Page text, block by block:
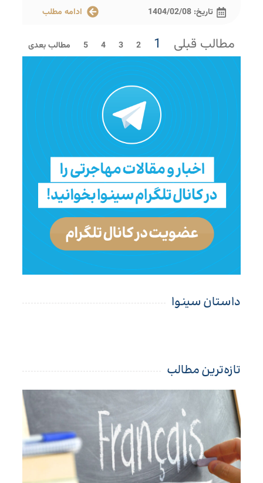
تاریخ: 1404/02/08 ادامه مطلب
مطالب قبلی 1
2
3
4
5 مطالب بعدی
داستان سینوا
تازه‌ترین مطالب